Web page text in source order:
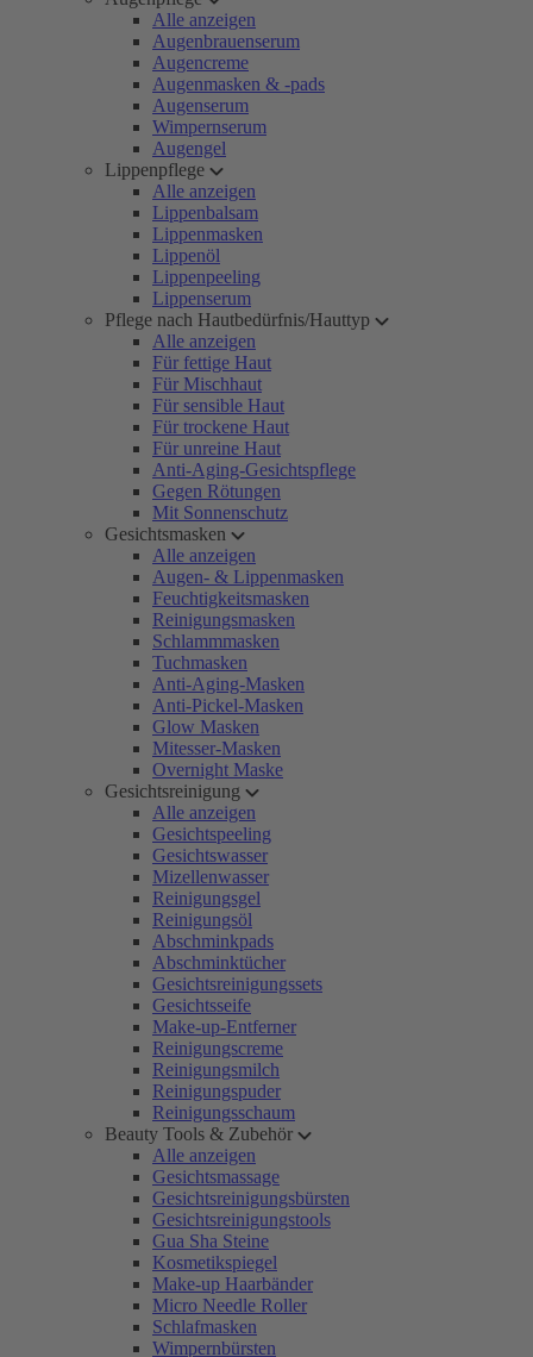
Alle anzeigen
Augenbrauenserum
Augencreme
Augenmasken & -pads
Augenserum
Wimpernserum
Augengel
Lippenpflege
Alle anzeigen
Lippenbalsam
Lippenmasken
Lippenöl
Lippenpeeling
Lippenserum
Pflege nach Hautbedürfnis/Hauttyp
Alle anzeigen
Für fettige Haut
Für Mischhaut
Für sensible Haut
Für trockene Haut
Für unreine Haut
Anti-Aging-Gesichtspflege
Gegen Rötungen
Mit Sonnenschutz
Gesichtsmasken
Alle anzeigen
Augen- & Lippenmasken
Feuchtigkeitsmasken
Reinigungsmasken
Schlammmasken
Tuchmasken
Anti-Aging-Masken
Anti-Pickel-Masken
Glow Masken
Mitesser-Masken
Overnight Maske
Gesichtsreinigung
Alle anzeigen
Gesichtspeeling
Gesichtswasser
Mizellenwasser
Reinigungsgel
Reinigungsöl
Abschminkpads
Abschminktücher
Gesichtsreinigungssets
Gesichtsseife
Make-up-Entferner
Reinigungscreme
Reinigungsmilch
Reinigungspuder
Reinigungsschaum
Beauty Tools & Zubehör
Alle anzeigen
Gesichtsmassage
Gesichtsreinigungsbürsten
Gesichtsreinigungstools
Gua Sha Steine
Kosmetikspiegel
Make-up Haarbänder
Micro Needle Roller
Schlafmasken
Wimpernbürsten